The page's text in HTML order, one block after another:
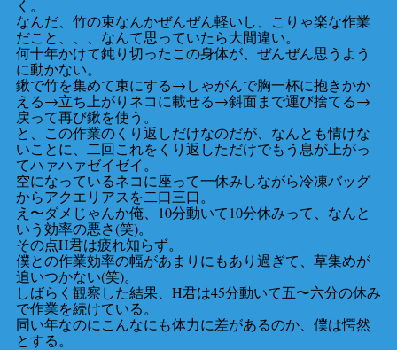
く。
なんだ、竹の束なんかぜんぜん軽いし、こりゃ楽な作業
だこと、、、なんて思っていたら大間違い。
何十年かけて鈍り切ったこの身体が、ぜんぜん思うよう
に動かない。
鍬で竹を集めて束にする→しゃがんで胸一杯に抱きかか
える→立ち上がりネコに載せる→斜面まで運び捨てる→
戻って再び鍬を使う。
と、この作業のくり返しだけなのだが、なんとも情けな
いことに、二回これをくり返しただけでもう息が上がっ
てハァハァゼイゼイ。
空になっているネコに座って一休みしながら冷凍バッグ
からアクエリアスを二口三口。
え〜ダメじゃんか俺、10分動いて10分休みって、なんと
いう効率の悪さ(笑)。
その点H君は疲れ知らず。
僕との作業効率の幅があまりにもあり過ぎて、草集めが
追いつかない(笑)。
しばらく観察した結果、H君は45分動いて五〜六分の休み
で作業を続けている。
同い年なのにこんなにも体力に差があるのか、僕は愕然
とする。